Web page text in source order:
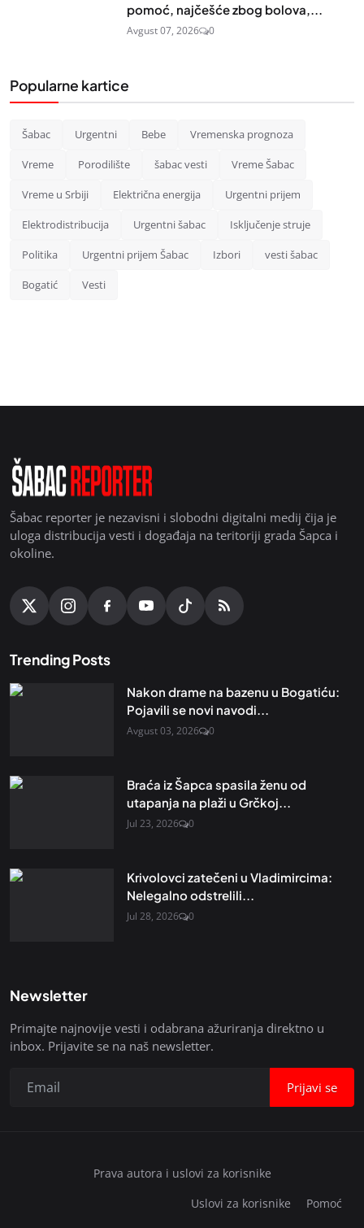
pomoć, najčešće zbog bolova,...
Avgust 07, 2026 0
Popularne kartice
Šabac Urgentni Bebe Vremenska prognoza
Vreme Porodilište šabac vesti Vreme Šabac
Vreme u Srbiji Električna energija Urgentni prijem
Elektrodistribucija Urgentni šabac Isključenje struje
Politika Urgentni prijem Šabac Izbori vesti šabac
Bogatić Vesti
Šabac reporter je nezavisni i slobodni digitalni medij čija je
uloga distribucija vesti i događaja na teritoriji grada Šapca i
okoline.
Trending Posts
Nakon drame na bazenu u Bogatiću:
Pojavili se novi navodi...
Avgust 03, 2026 0
Braća iz Šapca spasila ženu od
utapanja na plaži u Grčkoj...
Jul 23, 2026 0
Krivolovci zatečeni u Vladimircima:
Nelegalno odstrelili...
Jul 28, 2026 0
Newsletter
Primajte najnovije vesti i odabrana ažuriranja direktno u
inbox. Prijavite se na naš newsletter.
Prijavi se
Prava autora i uslovi za korisnike
Uslovi za korisnike
Pomoć